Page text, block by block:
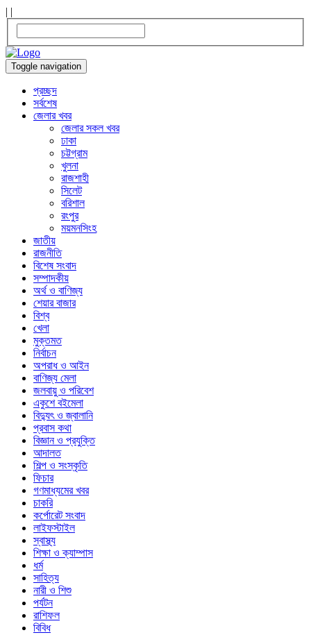
| |
Toggle navigation
প্রচ্ছদ
সর্বশেষ
জেলার খবর
জেলার সকল খবর
ঢাকা
চট্টগ্রাম
খুলনা
রাজশাহী
সিলেট
বরিশাল
রংপুর
ময়মনসিংহ
জাতীয়
রাজনীতি
বিশেষ সংবাদ
সম্পাদকীয়
অর্থ ও বাণিজ্য
শেয়ার বাজার
বিশ্ব
খেলা
মুক্তমত
নির্বাচন
অপরাধ ও আইন
বাণিজ্য মেলা
জলবায়ু ও পরিবেশ
একুশে বইমেলা
বিদ্যুৎ ও জ্বালানি
প্রবাস কথা
বিজ্ঞান ও প্রযুক্তি
আদালত
শিল্প ও সংস্কৃতি
ফিচার
গণমাধ্যমের খবর
চাকরি
কর্পোরেট সংবাদ
লাইফস্টাইল
স্বাস্থ্য
শিক্ষা ও ক্যাম্পাস
ধর্ম
সাহিত্য
নারী ও শিশু
পর্যটন
রাশিফল
বিবিধ